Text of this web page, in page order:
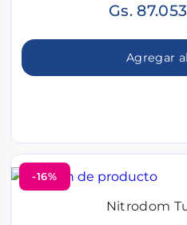
Gs. 87.053
Agregar
-16%
Nitrodom